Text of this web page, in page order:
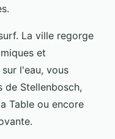
La ville regorge
et
l'eau, vous
de Stellenbosch,
Table ou encore